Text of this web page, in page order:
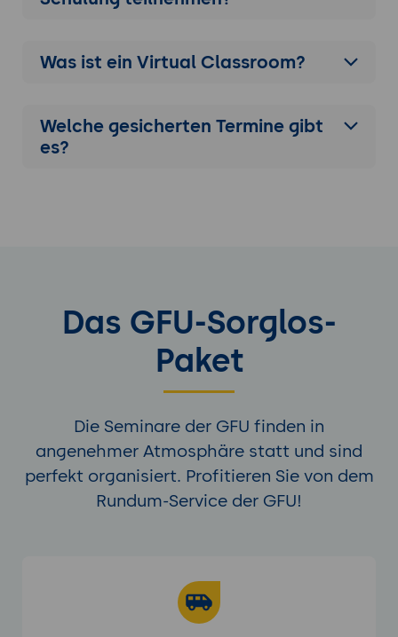
Was ist ein Virtual Classroom?
Welche gesicherten Termine gibt
es?
Das GFU-Sorglos-
Paket
Die Seminare der GFU finden in
angenehmer Atmosphäre statt und sind
perfekt organisiert. Profitieren Sie von dem
Rundum-Service der GFU!